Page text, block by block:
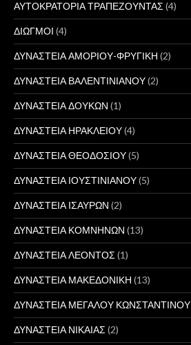
ΑΥΤΟΚΡΑΤΟΡΙΑ ΤΡΑΠΕΖΟΥΝΤΑΣ (4)
ΔΙΩΓΜΟΙ (4)
ΔΥΝΑΣΤΕΙΑ ΑΜΟΡΙΟΥ-ΦΡΥΓΙΚΗ (2)
ΔΥΝΑΣΤΕΙΑ ΒΑΛΕΝΤΙΝΙΑΝΟΥ(2)
ΔΥΝΑΣΤΕΙΑ ΔΟΥΚΩΝ (1)
ΔΥΝΑΣΤΕΙΑ ΗΡΑΚΛΕΙΟΥ(4)
ΔΥΝΑΣΤΕΙΑ ΘΕΟΔΟΣΙΟΥ(5)
ΔΥΝΑΣΤΕΙΑ ΙΟΥΣΤΙΝΙΑΝΟΥ(5)
ΔΥΝΑΣΤΕΙΑ ΙΣΑΥΡΩΝ (2)
ΔΥΝΑΣΤΕΙΑ ΚΟΜΝΗΝΩΝ (13)
ΔΥΝΑΣΤΕΙΑ ΛΕΟΝΤΟΣ (1)
ΔΥΝΑΣΤΕΙΑ ΜΑΚΕΔΟΝΙΚΗ (13)
ΔΥΝΑΣΤΕΙΑ ΜΕΓΑΛΟΥ ΚΩΝΣΤΑΝΤΙΝΟΥ
ΔΥΝΑΣΤΕΙΑ ΝΙΚΑΙΑΣ (2)